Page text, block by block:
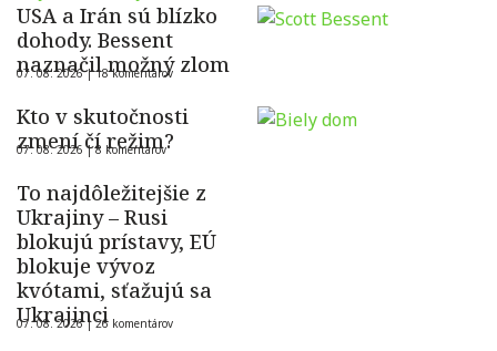
USA a Irán sú blízko
dohody. Bessent
naznačil možný zlom
07. 08. 2026 |18 komentárov
Kto v skutočnosti
zmení čí režim?
07. 08. 2026 |8 komentárov
To najdôležitejšie z
Ukrajiny – Rusi
blokujú prístavy, EÚ
blokuje vývoz
kvótami, sťažujú sa
Ukrajinci
07. 08. 2026 |26 komentárov